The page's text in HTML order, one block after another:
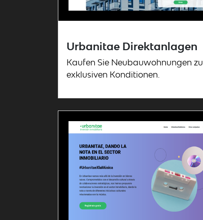
Urbanitae Direktanlagen
Kaufen Sie Neubauwohnungen zu
exklusiven Konditionen.